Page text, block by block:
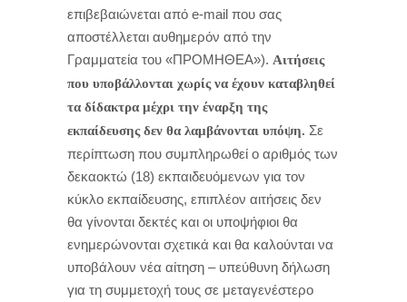
επιβεβαιώνεται από e-mail που σας
αποστέλλεται αυθημερόν από την
Γραμματεία του «ΠΡΟΜΗΘΕΑ»). Αιτήσεις
που υποβάλλονται χωρίς να έχουν καταβληθεί
τα δίδακτρα μέχρι την έναρξη της
εκπαίδευσης δεν θα λαμβάνονται υπόψη. Σε
περίπτωση που συμπληρωθεί ο αριθμός των
δεκαοκτώ (18) εκπαιδευόμενων για τον
κύκλο εκπαίδευσης, επιπλέον αιτήσεις δεν
θα γίνονται δεκτές και οι υποψήφιοι θα
ενημερώνονται σχετικά και θα καλούνται να
υποβάλουν νέα αίτηση – υπεύθυνη δήλωση
για τη συμμετοχή τους σε μεταγενέστερο